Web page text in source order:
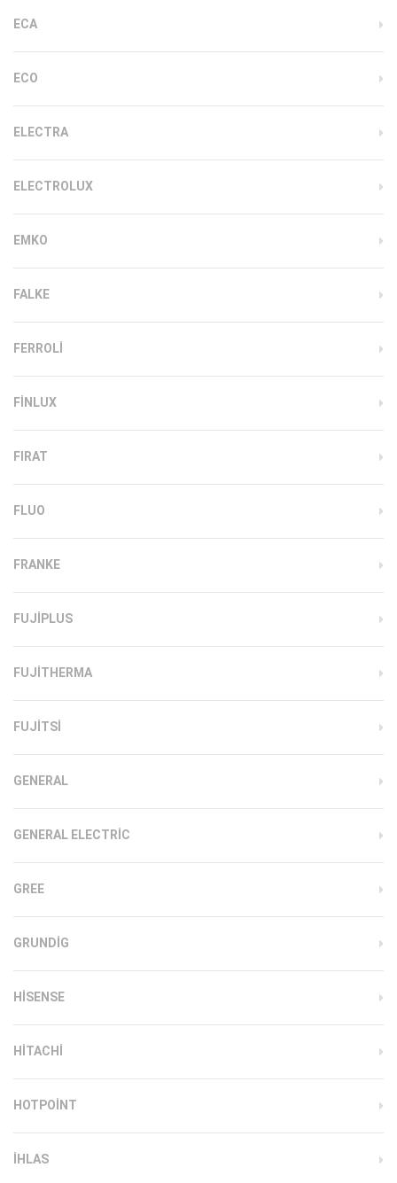
ECA
ECO
ELECTRA
ELECTROLUX
EMKO
FALKE
FERROLI
FINLUX
FIRAT
FLUO
FRANKE
FUJIPLUS
FUJITHERMA
FUJITSI
GENERAL
GENERAL ELECTRIC
GREE
GRUNDIG
HISENSE
HITACHI
HOTPOINT
IHLAS